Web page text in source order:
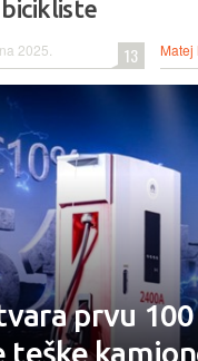
bicikliste
2025. 13 Matej
prvu
teške